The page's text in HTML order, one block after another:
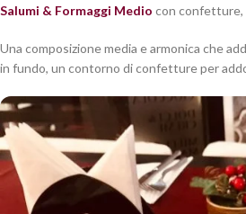
Salumi & Formaggi Medio con confetture,
Una composizione media e armonica che
in fundo, un contorno di confetture per